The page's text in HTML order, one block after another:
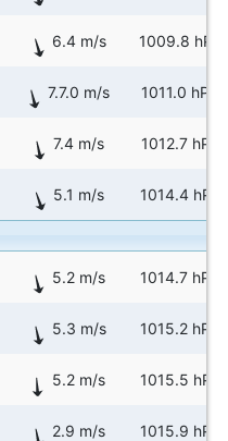
6.4 m/s 1009.8 hPa
7.7.0 m/s 1011.0 hPa
7.4 m/s 1012.7 hPa
5.1 m/s 1014.4 hPa
5.2 m/s 1014.7 hPa
5.3 m/s 1015.2 hPa
5.2 m/s 1015.5 hPa
2.9 m/s 1015.9 hPa